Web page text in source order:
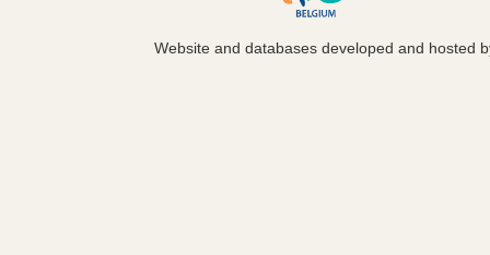
Website and databases developed and hosted